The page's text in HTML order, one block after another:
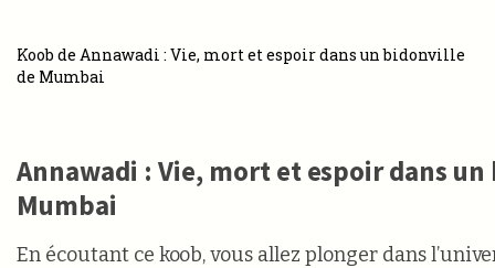
Koob de Annawadi : Vie, mort et espoir dans un bidonville
de Mumbai
Annawadi : Vie, mort et espoir dans
Mumbai
En écoutant ce koob, vous allez plonger dans